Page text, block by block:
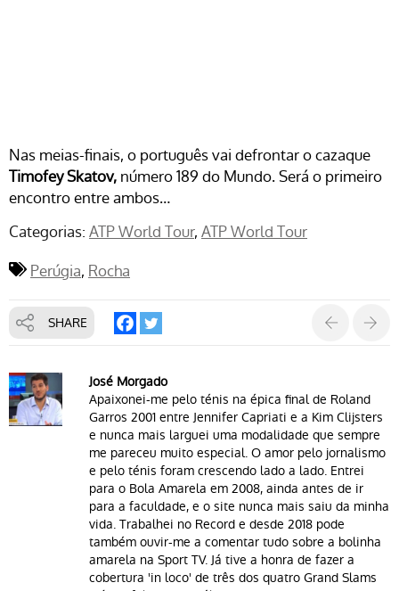
Nas meias-finais, o português vai defrontar o cazaque
Timofey Skatov, número 189 do Mundo. Será o primeiro
encontro entre ambos…
Categorias: ATP World Tour ATP World Tour
Perúgia Rocha
SHARE
José Morgado
Apaixonei-me pelo ténis na épica final de Roland
Garros 2001 entre Jennifer Capriati e a Kim Clijsters
e nunca mais larguei uma modalidade que sempre
me pareceu muito especial. O amor pelo jornalismo
e pelo ténis foram crescendo lado a lado. Entrei
para o Bola Amarela em 2008, ainda antes de ir
para a faculdade, e o site nunca mais saiu da minha
vida. Trabalhei no Record e desde 2018 pode
também ouvir-me a comentar tudo sobre a bolinha
amarela na Sport TV. Já tive a honra de fazer a
cobertura 'in loco' de três dos quatro Grand Slams